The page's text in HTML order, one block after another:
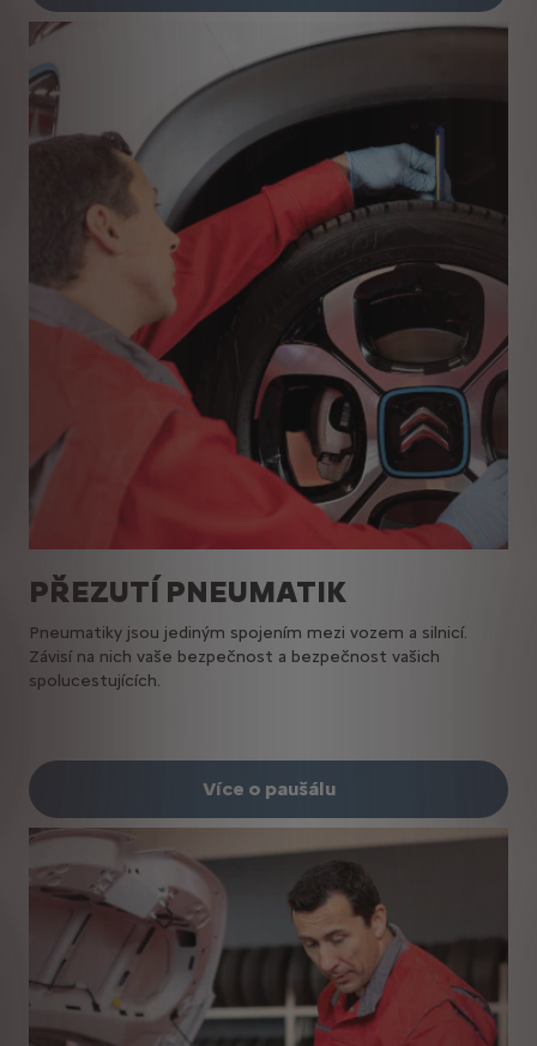
PŘEZUTÍ PNEUMATIK
Pneumatiky jsou jediným spojením mezi vozem a silnicí.
Závisí na nich vaše bezpečnost a bezpečnost vašich
spolucestujících.
Více o paušálu